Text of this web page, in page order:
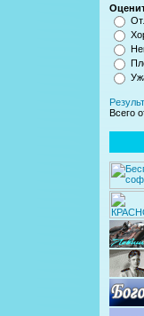
Всего